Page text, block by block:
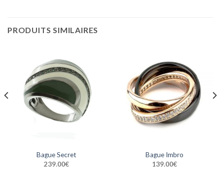
PRODUITS SIMILAIRES
Bague Secret
239.00€
Bague Imbro
139.00€